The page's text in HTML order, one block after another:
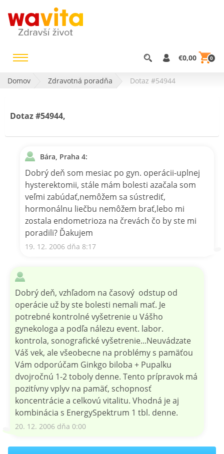
€0,00 0
Domov Zdravotná poradňa Dotaz #54944
Dotaz #54944,
Bára, Praha 4:
Dobrý deň som mesiac po gyn. operácii-uplnej
hysterektomii, stále mám bolesti azačala som
veľmi zabúdať,nemôžem sa sústrediť,
hormonálnu liečbu nemôžem brať,lebo mi
zostala endometrioza na črevách čo by ste mi
poradili? Ďakujem
19. 12. 2006 dňa 8:17
Dobrý deň, vzhľadom na časový odstup od
operácie už by ste bolesti nemali mať. Je
potrebné kontrolné vyšetrenie u Vášho
gynekologa a podľa nálezu event. labor.
kontrola, sonografické vyšetrenie...Neuvádzate
Váš vek, ale všeobecne na problémy s pamäťou
Vám odporúčam Ginkgo biloba + Pupalku
dvojročnú 1-2 toboly denne. Tento prípravok má
pozitívny vplyv na pamäť, schopnosť
koncentrácie a celkovú vitalitu. Vhodná je aj
kombinácia s EnergySpektrum 1 tbl. denne.
20. 12. 2006 dňa 0:00